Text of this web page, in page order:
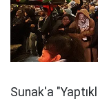
Sunak'a